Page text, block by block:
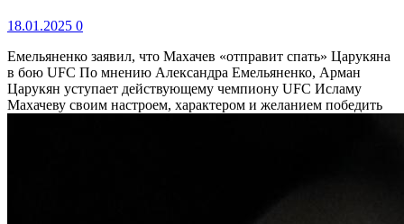
18.01.2025 0
Емельяненко заявил, что Махачев «отправит спать» Царукяна
в бою UFC По мнению Александра Емельяненко, Арман
Царукян уступает действующему чемпиону UFC Исламу
Махачеву своим настроем, характером и желанием победить